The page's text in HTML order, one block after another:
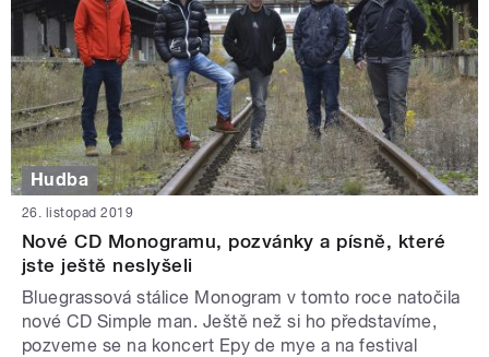
Hudba
26. listopad 2019
Nové CD Monogramu, pozvánky a písně, které
jste ještě neslyšeli
Bluegrassová stálice Monogram v tomto roce natočila
nové CD Simple man. Ještě než si ho představíme,
pozveme se na koncert Epy de mye a na festival